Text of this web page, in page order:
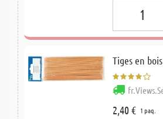
Tiges en
2,40 € 1 paq.